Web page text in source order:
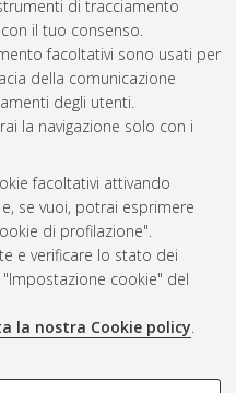
di tracciamento
il tuo consenso.
facoltativi sono usati per
della comunicazione
degli utenti.
la navigazione solo con i
facoltativi attivando
se vuoi, potrai esprimere
di profilazione".
e verificare lo stato dei
cookie" del
la nostra Cookie policy.